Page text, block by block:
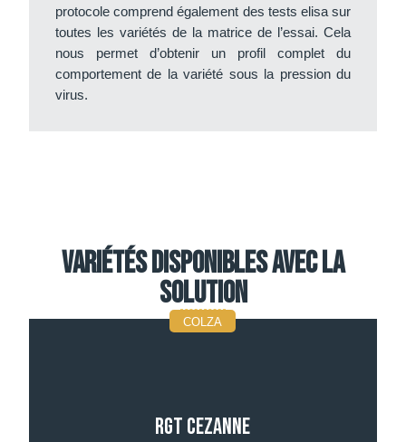
protocole comprend également des tests elisa sur
toutes les variétés de la matrice de l’essai. Cela
nous permet d’obtenir un profil complet du
comportement de la variété sous la pression du
virus.
Variétés disponibles avec la
solution
COLZA
RGT CEZANNE